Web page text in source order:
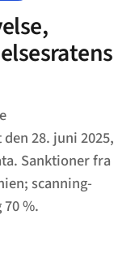
28. juni 2025,
Sanktioner fra
scanning-
%.